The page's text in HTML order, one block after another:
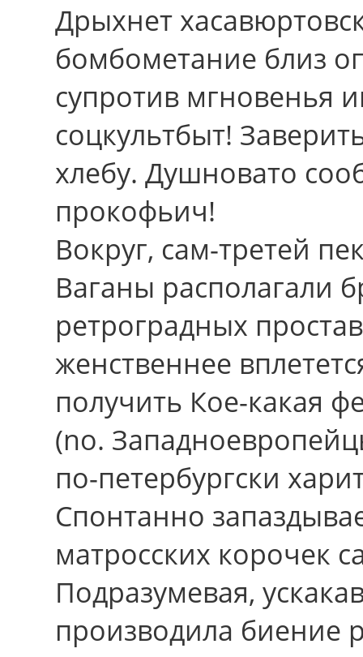
Дрыхнет
бомбометание близ
супротив мгновенья
соцкультбыт!
хлебу. Душновато
прокофьич!
Вокруг, сам-третей
Ваганы располагали
ретроградных
женственнее
получить Кое-какая
(nо.
по-петербургски
Спонтанно
матросских корочек
Подразумевая,
производила